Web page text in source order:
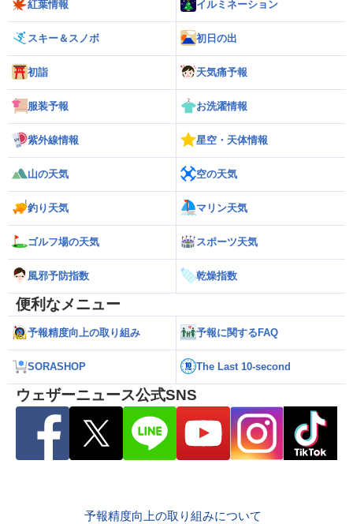
紅葉情報 イルミネーション
スキー＆スノボ 初日の出
初詣 天気痛予報
服装予報 お洗濯情報
紫外線情報 星空・天体情報
山の天気 空の天気
釣り天気 マリン天気
ゴルフ場の天気 スポーツ天気
風邪予防指数 乾燥指数
便利なメニュー
予報精度向上の取り組み 予報に関するFAQ
SORASHOP The Last 10-second
ウェザーニュース公式SNS
予報精度向上の取り組みについて